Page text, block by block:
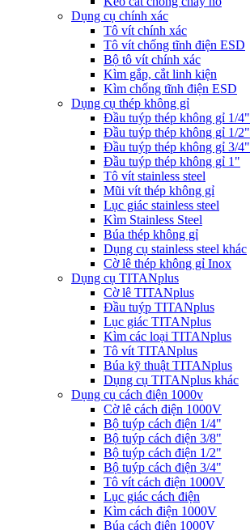
Dụng cụ chính xác
Tô vít chính xác
Tô vít chống tĩnh điện ESD
Bộ tô vít chính xác
Kìm gắp, cắt linh kiện
Kìm chống tĩnh điện ESD
Dụng cụ thép không gỉ
Đầu tuýp thép không gỉ 1/4"
Đầu tuýp thép không gỉ 1/2"
Đầu tuýp thép không gỉ 3/4"
Đầu tuýp thép không gỉ 1"
Tô vít stainless steel
Mũi vít thép không gỉ
Lục giác stainless steel
Kìm Stainless Steel
Búa thép không gỉ
Dụng cụ stainless steel khác
Cờ lê thép không gỉ Inox
Dụng cụ TITANplus
Cờ lê TITANplus
Đầu tuýp TITANplus
Lục giác TITANplus
Kìm các loại TITANplus
Tô vít TITANplus
Búa kỹ thuật TITANplus
Dụng cụ TITANplus khác
Dụng cụ cách điện 1000v
Cờ lê cách điện 1000V
Bộ tuýp cách điện 1/4"
Bộ tuýp cách điện 3/8"
Bộ tuýp cách điện 1/2"
Bộ tuýp cách điện 3/4"
Tô vít cách điện 1000V
Lục giác cách điện
Kìm cách điện 1000V
Búa cách điện 1000V